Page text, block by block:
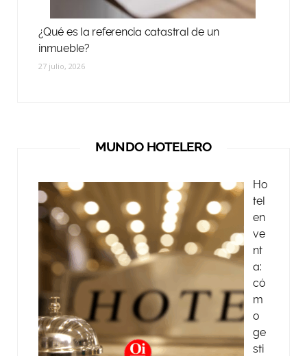
¿Qué es la referencia catastral de un
inmueble?
27 julio, 2026
MUNDO HOTELERO
Ho
tel
en
ve
nt
a:
có
m
o
ge
sti